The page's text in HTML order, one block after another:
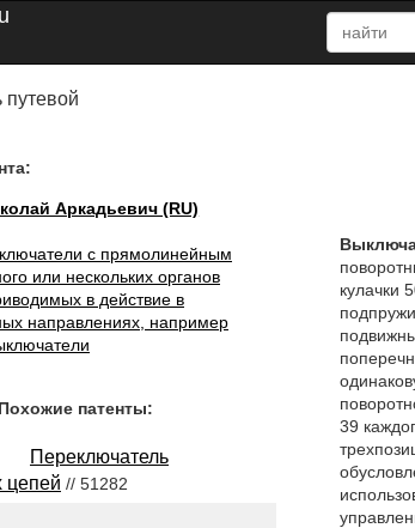
путевой
Аркадьевич (RU)
с прямолинейным
или нескольких органов
в действие в
направлениях, например
кулачки
39
Похожие патенты:
Переключатель
цепей // 51282